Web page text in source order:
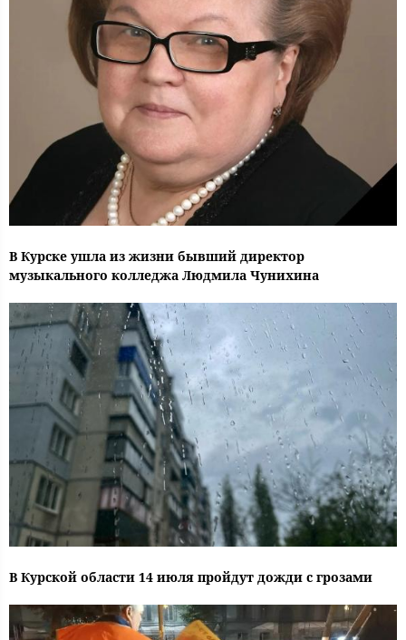
В Курске ушла из жизни бывший директор
музыкального колледжа Людмила Чунихина
В Курской области 14 июля пройдут дожди с грозами